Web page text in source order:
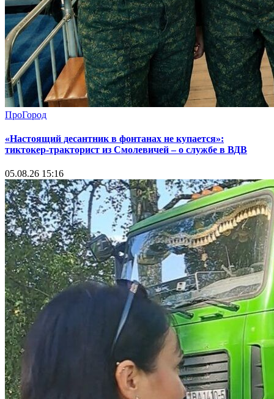
ПроГород
«Настоящий десантник в фонтанах не купается»:
тиктокер-тракторист из Смолевичей – о службе в ВДВ
05.08.26 15:16